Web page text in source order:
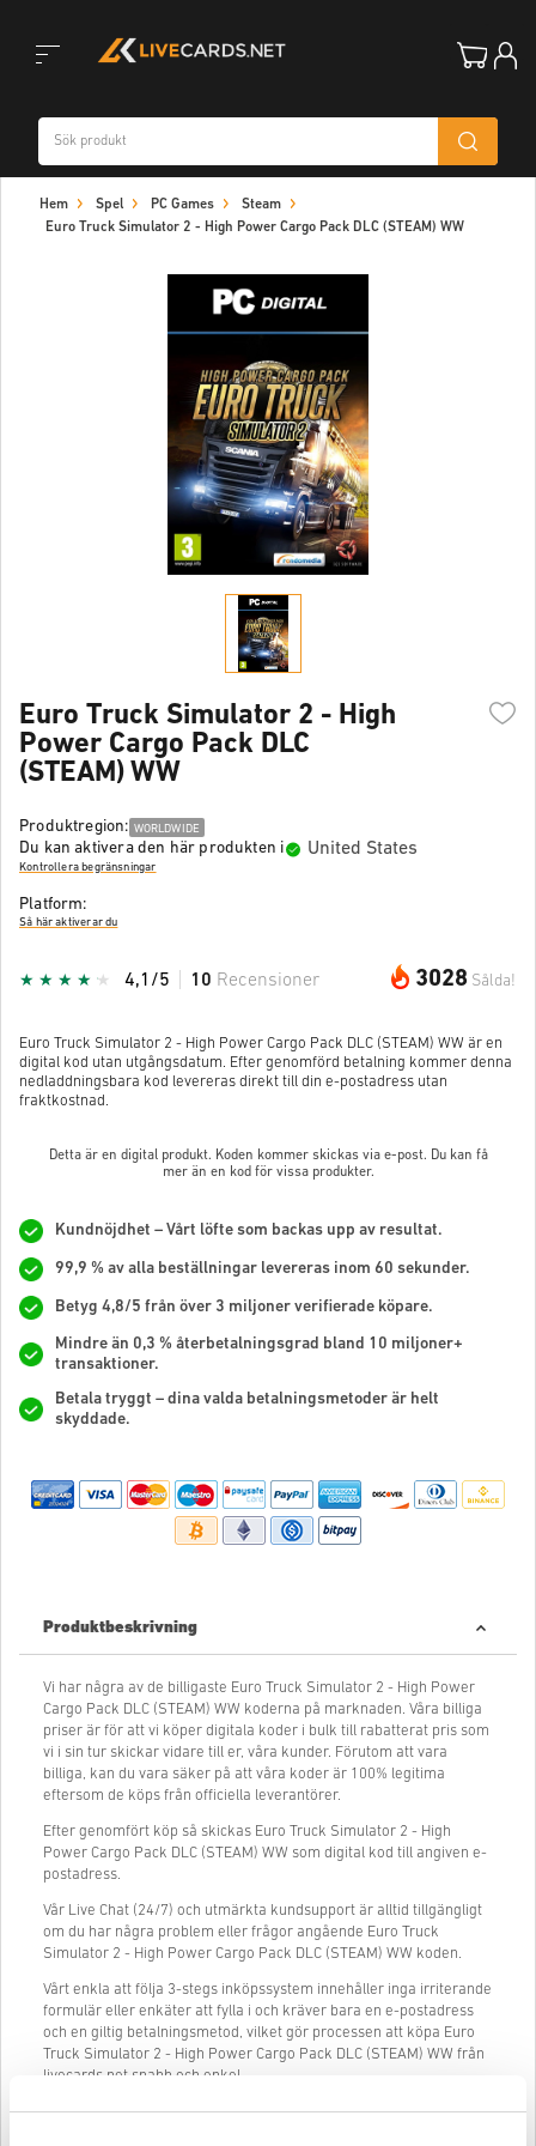
navigation
Hem Spel PC Games
Steam
Euro Truck Simulator 2 - High Power Cargo Pack DLC (STEAM) WW
Euro Truck Simulator 2 - High
Power Cargo Pack DLC
(STEAM) WW
Produktregion: WORLDWIDE
Du kan aktivera den här produkten i United States
Kontrollera begränsningar
Platform:
Så här aktiverar du
3028 Sålda!
4,1/5 10 Recensioner
Euro Truck Simulator 2 - High Power Cargo Pack DLC (STEAM) WW är en
digital kod utan utgångsdatum. Efter genomförd betalning kommer denna
nedladdningsbara kod levereras direkt till din e-postadress utan
fraktkostnad.
Detta är en digital produkt. Koden kommer skickas via e-post. Du kan få
mer än en kod för vissa produkter.
Kundnöjdhet – Vårt löfte som backas upp av resultat.
99,9 % av alla beställningar levereras inom 60 sekunder.
Betyg 4,8/5 från över 3 miljoner verifierade köpare.
Mindre än 0,3 % återbetalningsgrad bland 10 miljoner+
transaktioner.
Betala tryggt – dina valda betalningsmetoder är helt
skyddade.
Produktbeskrivning
Vi har några av de billigaste Euro Truck Simulator 2 - High Power
Cargo Pack DLC (STEAM) WW koderna på marknaden. Våra billiga
priser är för att vi köper digitala koder i bulk till rabatterat pris som
vi i sin tur skickar vidare till er, våra kunder. Förutom att vara
billiga, kan du vara säker på att våra koder är 100% legitima
eftersom de köps från officiella leverantörer.
Efter genomfört köp så skickas Euro Truck Simulator 2 - High
Power Cargo Pack DLC (STEAM) WW som digital kod till angiven e-
postadress.
Vår Live Chat (24/7) och utmärkta kundsupport är alltid tillgängligt
om du har några problem eller frågor angående Euro Truck
Simulator 2 - High Power Cargo Pack DLC (STEAM) WW koden.
Vårt enkla att följa 3-stegs inköpssystem innehåller inga irriterande
formulär eller enkäter att fylla i och kräver bara en e-postadress
och en giltig betalningsmetod, vilket gör processen att köpa Euro
Truck Simulator 2 - High Power Cargo Pack DLC (STEAM) WW från
livecards.net snabb och enkel.